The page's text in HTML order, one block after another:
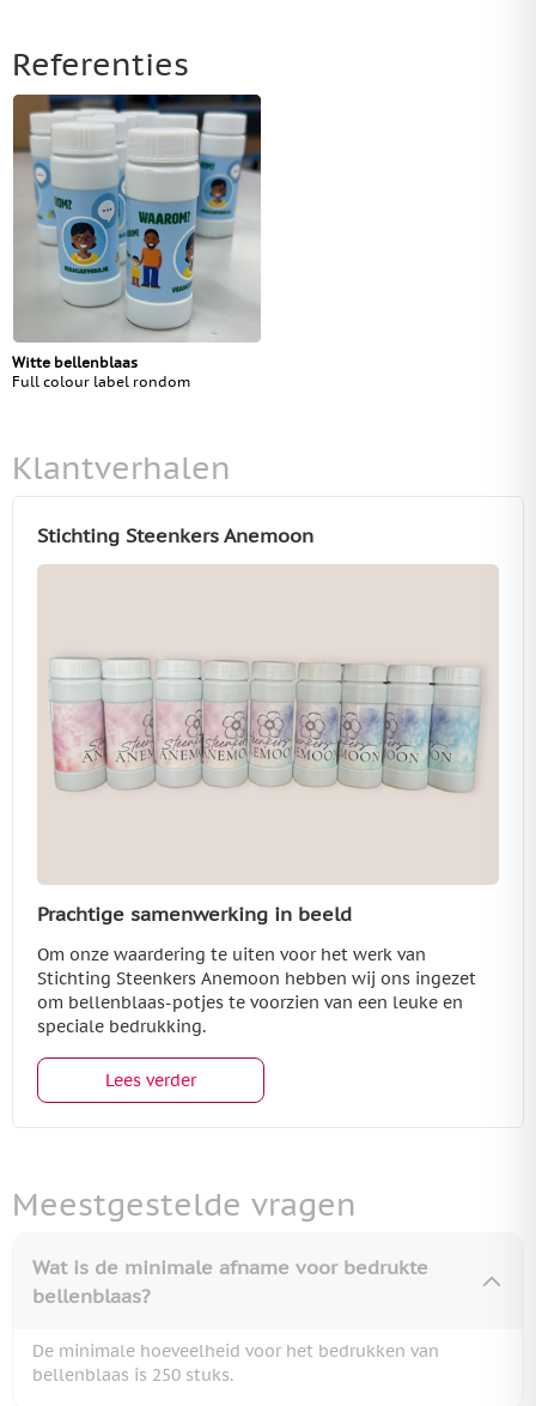
Referenties
Witte bellenblaas
Full colour label rondom
Meestgestelde vragen
Wat is de minimale afname voor bedrukte
bellenblaas?
De minimale hoeveelheid voor het bedrukken van
bellenblaas is 250 stuks.
Klantverhalen
Stichting Steenkers Anemoon
Prachtige samenwerking in beeld
Om onze waardering te uiten voor het werk van
Stichting Steenkers Anemoon hebben wij ons ingezet
om bellenblaas-potjes te voorzien van een leuke en
speciale bedrukking.
Lees verder